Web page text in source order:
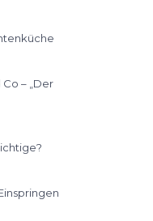
– „der